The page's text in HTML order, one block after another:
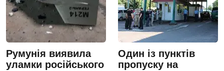
Румунія виявила
уламки російського
Один із пунктів
пропуску на